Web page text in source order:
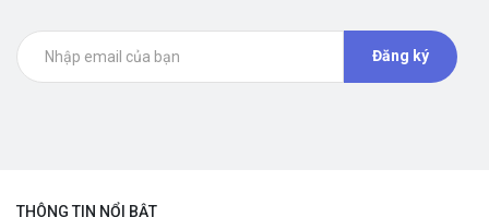
Đăng ký
THÔNG TIN NỔI BẬT